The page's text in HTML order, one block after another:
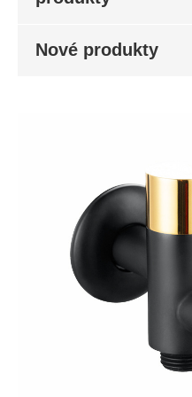
Nové produkty